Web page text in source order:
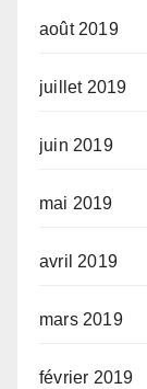
août 2019
juillet 2019
juin 2019
mai 2019
avril 2019
mars 2019
février 2019